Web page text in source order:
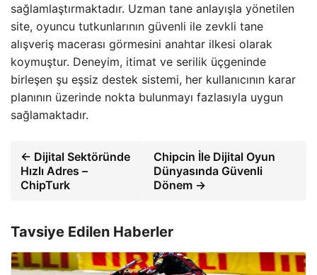
sağlamlaştırmaktadır. Uzman tane anlayışla yönetilen
site, oyuncu tutkunlarının güvenli ile zevkli tane
alışveriş macerası görmesini anahtar ilkesi olarak
koymuştur. Deneyim, itimat ve serilik üçgeninde
birleşen şu eşsiz destek sistemi, her kullanıcının karar
planının üzerinde nokta bulunmayı fazlasıyla uygun
sağlamaktadır.
← Dijital Sektöründe
Hızlı Adres –
ChipTurk
Chipcin İle Dijital Oyun
Dünyasında Güvenli
Dönem →
Tavsiye Edilen Haberler